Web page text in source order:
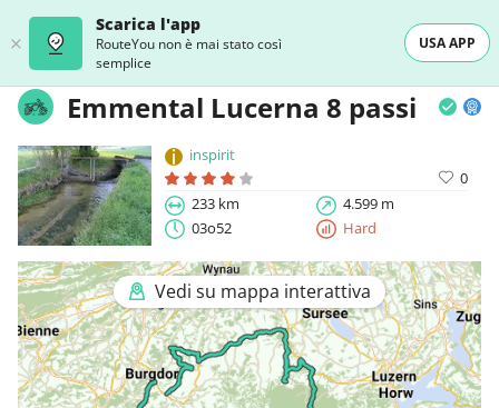
Scarica l'app
RouteYou non è mai stato così
semplice
USA APP
Emmental Lucerna 8 passi
inspirit
0
233 km
4.599 m
03o52
Hard
Vedi su mappa interattiva